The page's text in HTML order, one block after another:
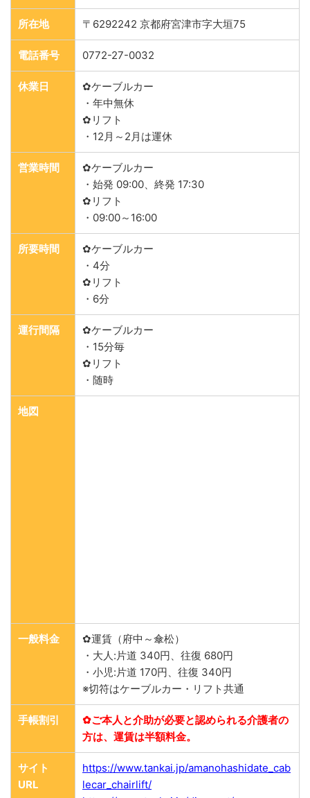
所在地 〒6292242 京都府宮津市字大垣75
電話番号 0772-27-0032
休業日
✿ケーブルカー
・年中無休
✿リフト
・12月～2月は運休
営業時間
✿ケーブルカー
・始発 09:00、終発 17:30
✿リフト
・09:00～16:00
所要時間
✿ケーブルカー
・4分
✿リフト
・6分
運行間隔
✿ケーブルカー
・15分毎
✿リフト
・随時
地図
一般料金
✿運賃（府中～傘松）
・大人:片道 340円、往復 680円
・小児:片道 170円、往復 340円
※切符はケーブルカー・リフト共通
手帳割引
✿ご本人と介助が必要と認められる介護者の
方は、運賃は半額料金。
サイト
URL
https://www.tankai.jp/amanohashidate_cab
lecar_chairlift/